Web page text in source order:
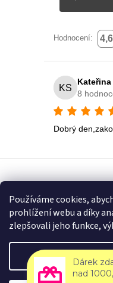
Používáme cookies,
prohlížení webu a díky
zlepšovali jeho funkce,
Copyright 2026Eshop
Dárek
nad